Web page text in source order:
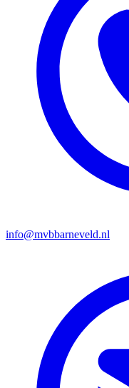
info@mvbbarneveld.nl